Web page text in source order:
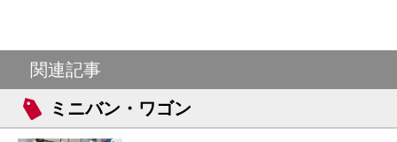
関連記事
ミニバン・ワゴン